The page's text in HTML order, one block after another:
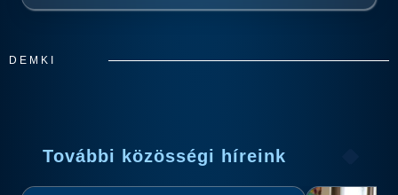
DEMKI
További közösségi híreink